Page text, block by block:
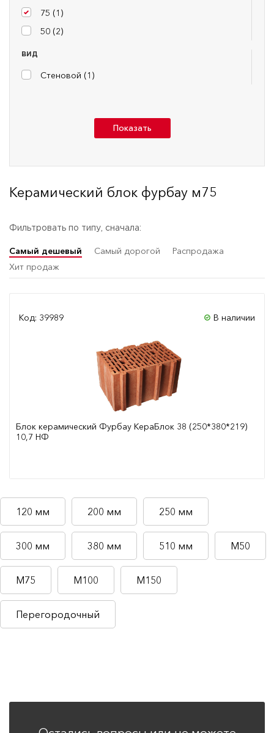
75 (1 )
50 (2)
ВИД
Стеновой (1 )
Показать
Керамический блок фурбау м75
Фильтровать по типу, сначала:
Самый дешевый Самый дорогой
Распродажа
Хит продаж
Код: 39989 В наличии
Блок керамический Фурбау КераБлок 38 (250*380*219)
10,7 НФ
120 мм 200 мм 250 мм
300 мм 380 мм 510 мм М50
М75 М100 М150
Перегородочный